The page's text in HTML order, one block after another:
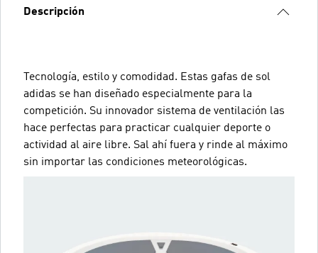
Descripción
Tecnología, estilo y comodidad. Estas gafas de sol
adidas se han diseñado especialmente para la
competición. Su innovador sistema de ventilación las
hace perfectas para practicar cualquier deporte o
actividad al aire libre. Sal ahí fuera y rinde al máximo
sin importar las condiciones meteorológicas.